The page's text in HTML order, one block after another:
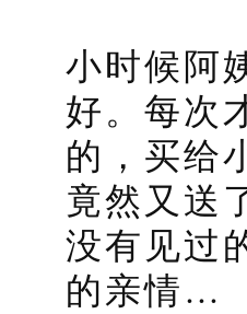
小时候阿
好。每次
的，买给
竟然又送
没有见过
的亲情…